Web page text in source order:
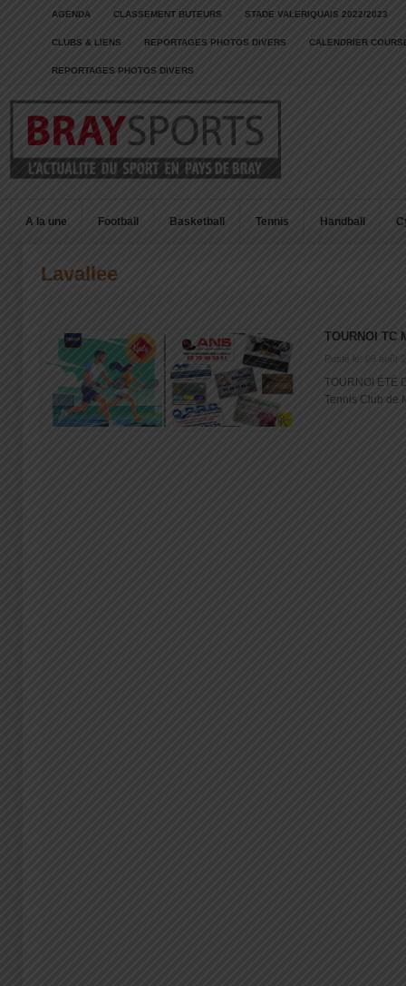
AGENDA CLASSEMENT BUTEURS STADE VALERIQUAIS 2022/2023
CLUBS & LIENS REPORTAGES PHOTOS DIVERS CALENDRIER
REPORTAGES PHOTOS DIVERS
A la une Football Basketball Tennis Handball
Lavallee
TOURNOI TC
Posté le: 09 août
TOURNOI ÉTÉ
Tennis Club de